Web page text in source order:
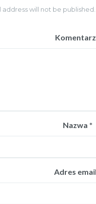
address will not be
Komentarz
Nazwa *
Adres email